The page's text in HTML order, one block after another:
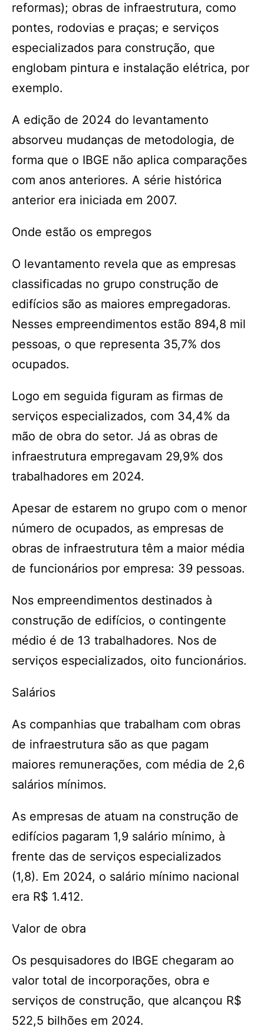
reformas); obras de infraestrutura, como
pontes, rodovias e praças; e serviços
especializados para construção, que
englobam pintura e instalação elétrica, por
exemplo.
A edição de 2024 do levantamento
absorveu mudanças de metodologia, de
forma que o IBGE não aplica comparações
com anos anteriores. A série histórica
anterior era iniciada em 2007.
Onde estão os empregos
O levantamento revela que as empresas
classificadas no grupo construção de
edifícios são as maiores empregadoras.
Nesses empreendimentos estão 894,8 mil
pessoas, o que representa 35,7% dos
ocupados.
Logo em seguida figuram as firmas de
serviços especializados, com 34,4% da
mão de obra do setor. Já as obras de
infraestrutura empregavam 29,9% dos
trabalhadores em 2024.
Apesar de estarem no grupo com o menor
número de ocupados, as empresas de
obras de infraestrutura têm a maior média
de funcionários por empresa: 39 pessoas.
Nos empreendimentos destinados à
construção de edifícios, o contingente
médio é de 13 trabalhadores. Nos de
serviços especializados, oito funcionários.
Salários
As companhias que trabalham com obras
de infraestrutura são as que pagam
maiores remunerações, com média de 2,6
salários mínimos.
As empresas de atuam na construção de
edifícios pagaram 1,9 salário mínimo, à
frente das de serviços especializados
(1,8). Em 2024, o salário mínimo nacional
era R$ 1.412.
Valor de obra
Os pesquisadores do IBGE chegaram ao
valor total de incorporações, obra e
serviços de construção, que alcançou R$
522,5 bilhões em 2024.